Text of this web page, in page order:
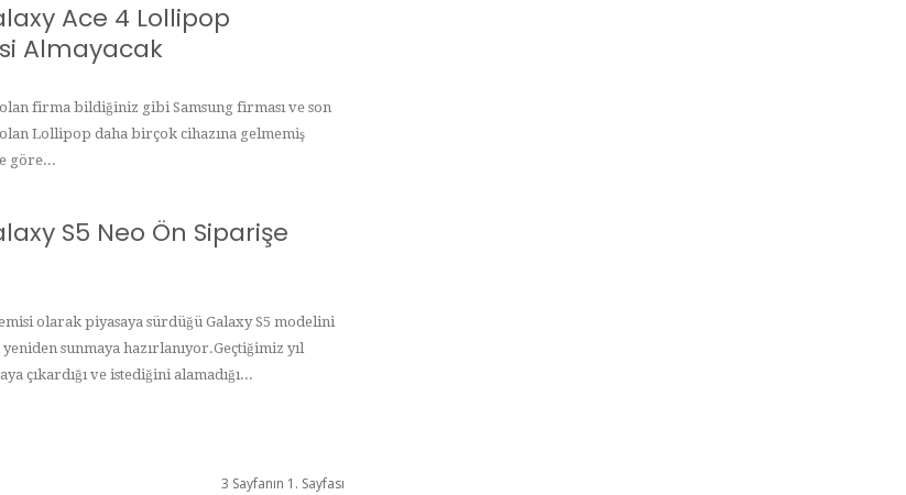
Ace 4 Lollipop
Almayacak
olan firma bildiğiniz gibi Samsung firması ve son
Lollipop daha birçok cihazına gelmemiş
göre...
S5 Neo Ön Siparişe
olarak piyasaya sürdüğü Galaxy S5 modelini
sunmaya hazırlanıyor.Geçtiğimiz yıl
çıkardığı ve istediğini alamadığı...
3 Sayfanın 1. Sayfası